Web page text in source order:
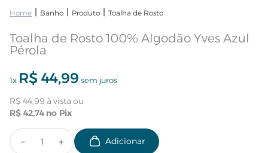
Banho Produto Toalha de Rosto
Toalha de Rosto 100% Algodão Yves Azul
Pérola
1x R$ 44,99 sem juros
R$ 44,99
R$ 42,74
＋
－